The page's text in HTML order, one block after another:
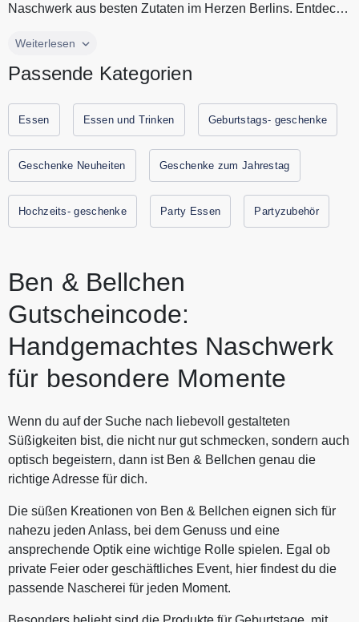
Naschwerk aus besten Zutaten im Herzen Berlins. Entdecke
BEN & BELLCHEN ist die Backstube für feinstes
von leckeren Cake Pops, zu bunten Cupcakes, bis hin zu
Geburtstage und mehr. BEN & BELLCHEN zaubert für jeden
Anlass die passenden Naschereien. Alle aktuellen
Gutscheine und Rabattaktionen von BEN & BELLCHEN
Weiterlesen
Passende Kategorien
Essen Essen und Trinken Geburtstags- geschenke
Geschenke Neuheiten Geschenke zum Jahrestag
Hochzeits- geschenke Party Essen Partyzubehör
Ben & Bellchen
Gutscheincode:
Handgemachtes Naschwerk
für besondere Momente
Wenn du auf der Suche nach liebevoll gestalteten
Süßigkeiten bist, die nicht nur gut schmecken, sondern auch
optisch begeistern, dann ist Ben & Bellchen genau die
richtige Adresse für dich.
Die süßen Kreationen von Ben & Bellchen eignen sich für
nahezu jeden Anlass, bei dem Genuss und eine
ansprechende Optik eine wichtige Rolle spielen. Egal ob
private Feier oder geschäftliches Event, hier findest du die
passende Nascherei für jeden Moment.